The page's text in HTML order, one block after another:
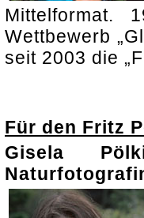
Mittelformat.
Wettbewerb
seit 2003 die
Für den Fritz
Gisela